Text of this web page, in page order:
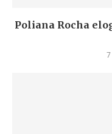
Poliana Rocha